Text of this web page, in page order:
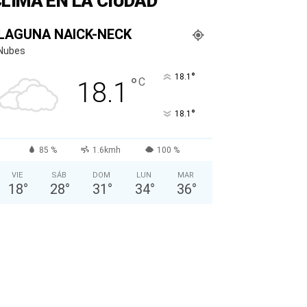
NAICK-NECK
18.1 °C 18.1 °
18.1 °
85 % 1.6kmh 100 %
VIE
18°
SÁB
28°
DOM
31 °
LUN
34°
MAR
36°